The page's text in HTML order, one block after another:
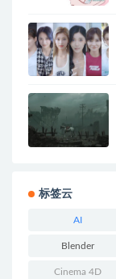
标签云
AI
Blender
Cinema 4D